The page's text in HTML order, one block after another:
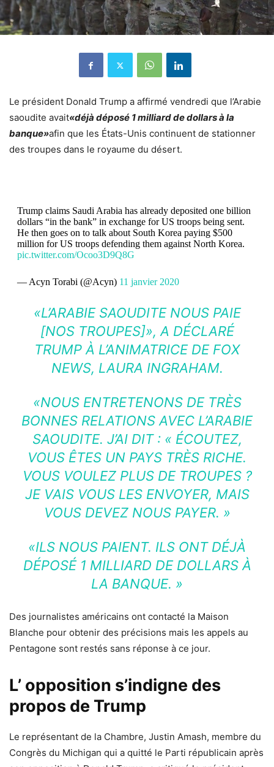
Le président Donald Trump a affirmé vendredi que l’Arabie
saoudite avait«déjà déposé 1 milliard de dollars à la
banque»afin que les États-Unis continuent de stationner
des troupes dans le royaume du désert.
Trump claims Saudi Arabia has already deposited one billion
dollars “in the bank” in exchange for US troops being sent.
He then goes on to talk about South Korea paying $500
million for US troops defending them against North Korea.
pic.twitter.com/Ocoo3D9Q8G
— Acyn Torabi (@Acyn) 11 janvier 2020
«L’ARABIE SAOUDITE NOUS PAIE
[NOS TROUPES]», A DÉCLARÉ
TRUMP À L’ANIMATRICE DE FOX
NEWS, LAURA INGRAHAM.
«NOUS ENTRETENONS DE TRÈS
BONNES RELATIONS AVEC L’ARABIE
SAOUDITE. J’AI DIT : « ÉCOUTEZ,
VOUS ÊTES UN PAYS TRÈS RICHE.
VOUS VOULEZ PLUS DE TROUPES ?
JE VAIS VOUS LES ENVOYER, MAIS
VOUS DEVEZ NOUS PAYER. »
«ILS NOUS PAIENT. ILS ONT DÉJÀ
DÉPOSÉ 1 MILLIARD DE DOLLARS À
LA BANQUE. »
Des journalistes américains ont contacté la Maison
Blanche pour obtenir des précisions mais les appels au
Pentagone sont restés sans réponse à ce jour.
L’ opposition s’indigne des
propos de Trump
Le représentant de la Chambre, Justin Amash, membre du
Congrès du Michigan qui a quitté le Parti républicain après